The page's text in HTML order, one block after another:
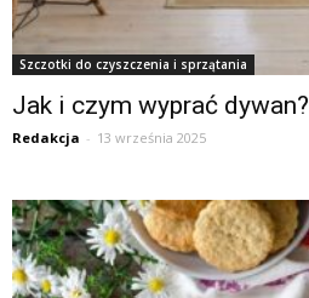
Szczotki do czyszczenia i sprzątania
Jak i czym wyprać dywan?
Redakcja - 13 września 2025